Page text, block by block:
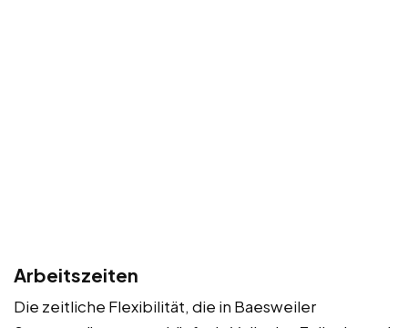
Arbeitszeiten
Die zeitliche Flexibilität, die in Baesweiler